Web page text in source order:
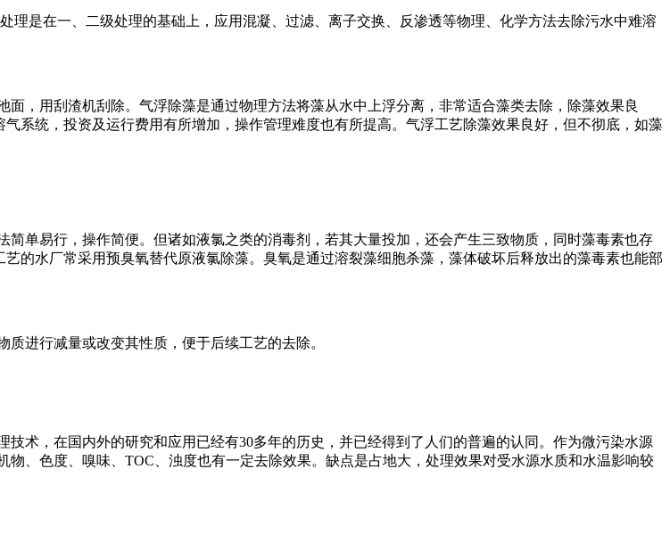
是在一、二级处理的基础上，应用混凝、过滤、离子交换、反渗透等物理、化学方法去除污水中难溶
，用刮渣机刮除。气浮除藻是通过物理方法将藻从水中上浮分离，非常适合藻类去除，除藻效果良
系统，投资及运行费用有所增加，操作管理难度也有所提高。气浮工艺除藻效果良好，但不彻底，如藻
单易行，操作简便。但诸如液氯之类的消毒剂，若其大量投加，还会产生三致物质，同时藻毒素也存
的水厂常采用预臭氧替代原液氯除藻。臭氧是通过溶裂藻细胞杀藻，藻体破坏后释放出的藻毒素也能部
进行减量或改变其性质，便于后续工艺的去除。
术，在国内外的研究和应用已经有30多年的历史，并已经得到了人们的普遍的认同。作为微污染水源
、色度、嗅味、TOC、浊度也有一定去除效果。缺点是占地大，处理效果对受水源水质和水温影响较